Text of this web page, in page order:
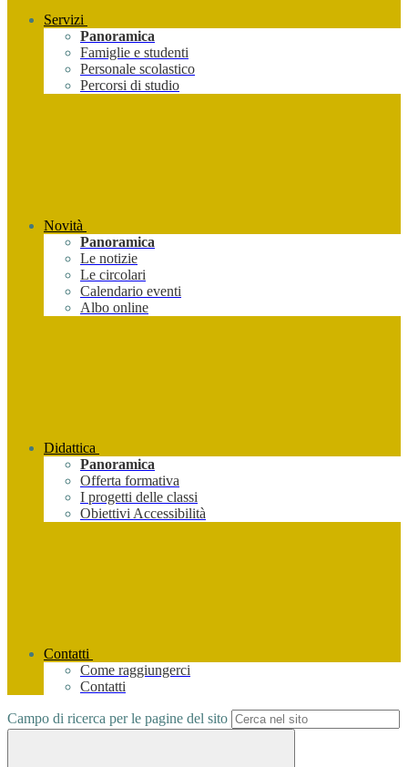
Servizi
Panoramica
Famiglie e studenti
Personale scolastico
Percorsi di studio
Novità
Panoramica
Le notizie
Le circolari
Calendario eventi
Albo online
Didattica
Panoramica
Offerta formativa
I progetti delle classi
Obiettivi Accessibilità
Contatti
Come raggiungerci
Contatti
Campo di ricerca per le pagine del sito